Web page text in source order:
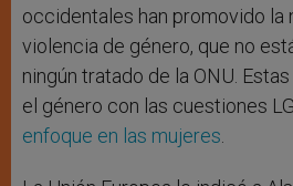
occidentales han promovido la
violencia de género, que no
ningún tratado de la ONU.
el género con las cuestiones
enfoque en las mujeres